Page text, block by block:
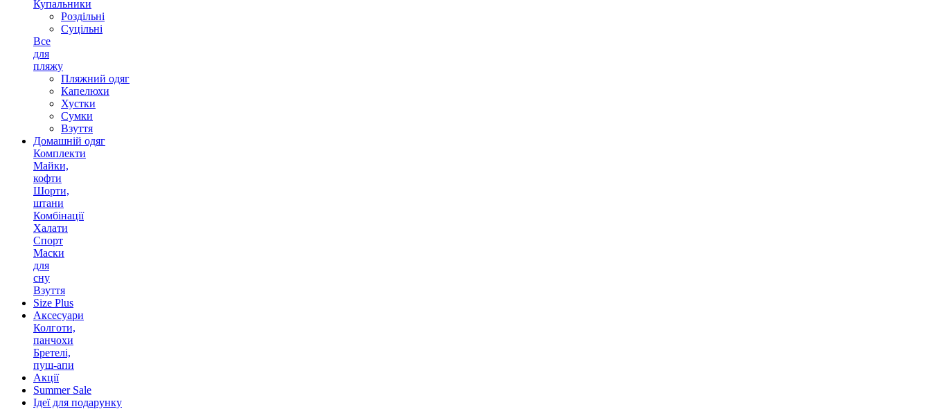
Купальники
Роздільні
Суцільні
Все
для
пляжу
Пляжний одяг
Капелюхи
Хустки
Сумки
Взуття
Домашній одяг
Комплекти
Майки,
кофти
Шорти,
штани
Комбінації
Халати
Спорт
Маски
для
сну
Взуття
Size Plus
Аксесуари
Колготи,
панчохи
Бретелі,
пуш-апи
Акції
Summer Sale
Ідеї для подарунку